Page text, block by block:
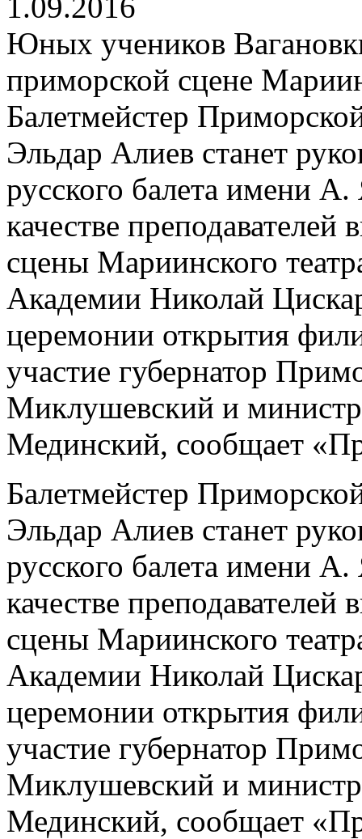
Юных учеников
приморской сцене
Балетмейстер
Эльдар Алиев станет
русского балета имени
качестве
сцены Мариинского
Академии Николай
церемонии открытия
участие губернатор
Миклушевский и
Мединский, сообщает
Балетмейстер
Эльдар Алиев станет
русского балета имени
качестве
сцены Мариинского
Академии Николай
церемонии открытия
участие губернатор
Миклушевский и
Мединский, сообщает